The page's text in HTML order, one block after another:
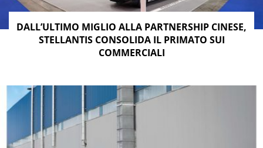
DALL’ULTIMO MIGLIO ALLA PARTNERSHIP CINESE,
STELLANTIS CONSOLIDA IL PRIMATO SUI
COMMERCIALI